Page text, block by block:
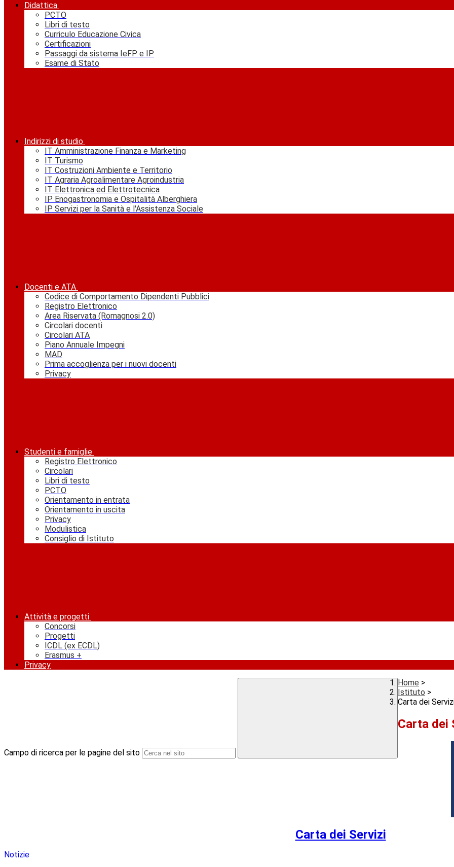
Didattica
PCTO
Libri di testo
Curriculo Educazione Civica
Certificazioni
Passaggi da sistema IeFP e IP
Esame di Stato
Indirizzi di studio
IT Amministrazione Finanza e Marketing
IT Turismo
IT Costruzioni Ambiente e Territorio
IT Agraria Agroalimentare Agroindustria
IT Elettronica ed Elettrotecnica
IP Enogastronomia e Ospitalità Alberghiera
IP Servizi per la Sanità e l'Assistenza Sociale
Docenti e ATA
Codice di Comportamento Dipendenti Pubblici
Registro Elettronico
Area Riservata (Romagnosi 2.0)
Circolari docenti
Circolari ATA
Piano Annuale Impegni
MAD
Prima accoglienza per i nuovi docenti
Privacy
Studenti e famiglie
Registro Elettronico
Circolari
Libri di testo
PCTO
Orientamento in entrata
Orientamento in uscita
Privacy
Modulistica
Consiglio di Istituto
Attività e progetti
Concorsi
Progetti
ICDL (ex ECDL)
Erasmus +
Privacy
Campo di ricerca per le pagine del sito
Home >
Istituto >
Carta dei
Carta dei
Carta dei Servizi
Notizie